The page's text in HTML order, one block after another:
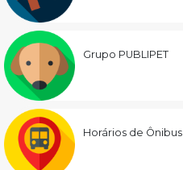
Grupo PUBLIPET
Horários de Ônibus